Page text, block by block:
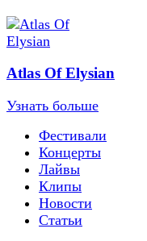
Atlas Of Elysian
Узнать больше
Фестивали
Концерты
Лайвы
Клипы
Новости
Статьи